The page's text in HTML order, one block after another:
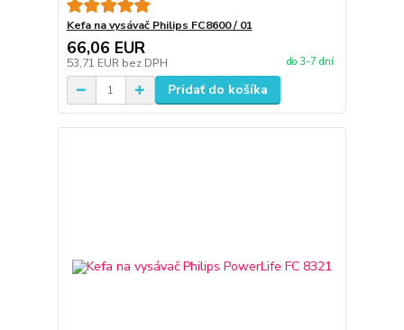
Kefa na vysávač Philips FC8600 / 01
66,06 EUR
53,71 EUR bez DPH do 3-7 dní
Pridať do košíka